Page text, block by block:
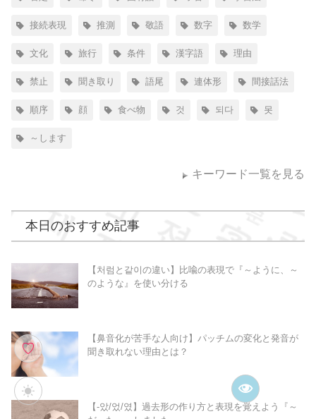
接続表現 推測 敬語 数字 数学
文化 旅行 条件 漢字語 理由
禁止 聞き取り 語尾 連体形 間接話法
順序 顔 食べ物 것 되다 못
～します
キーワード一覧を見る
本日のおすすめ記事
【처럼と같이の違い】比喩の表現で『～ように、～
のような』を使い分ける
【鼻音化が苦手な人向け】パッチムの変化と発音が
聞き取れない理由とは？
【-았/었/였】過去形の作り方と表現を覚えよう『～
♡